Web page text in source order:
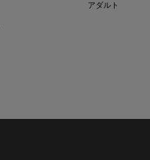
アダルト